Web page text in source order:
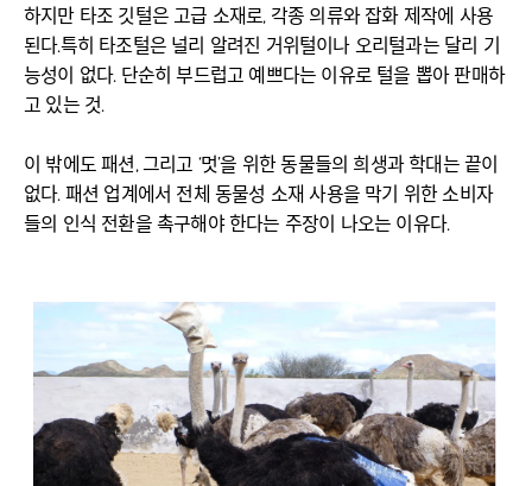
하지만 타조 깃털은 고급 소재로, 각종 의류와 잡화 제작에 사용
된다.특히 타조털은 널리 알려진 거위털이나 오리털과는 달리 기
능성이 없다. 단순히 부드럽고 예쁘다는 이유로 털을 뽑아 판매하
고 있는 것.
이 밖에도 패션, 그리고 ‘멋’을 위한 동물들의 희생과 학대는 끝이
없다. 패션 업계에서 전체 동물성 소재 사용을 막기 위한 소비자
들의 인식 전환을 촉구해야 한다는 주장이 나오는 이유다.